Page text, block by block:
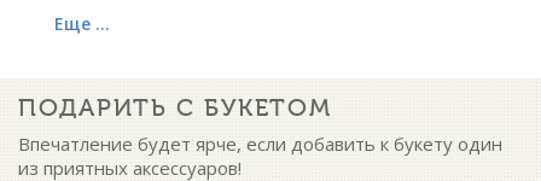
Еще ...
ПОДАРИТЬ С БУКЕТОМ
Впечатление будет ярче, если добавить к букету один
из приятных аксессуаров!